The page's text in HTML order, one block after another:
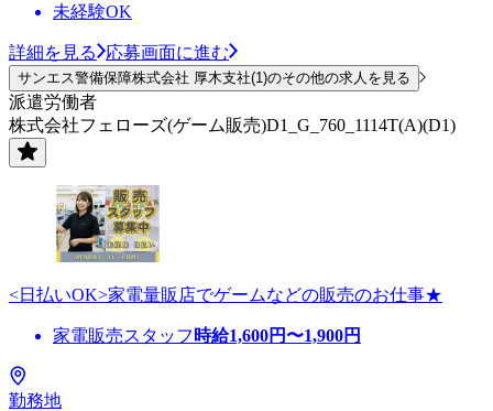
未経験OK
詳細を見る 応募画面に進む
サンエス警備保障株式会社 厚木支社(1)のその他の求人を見る
派遣労働者
株式会社フェローズ(ゲーム販売)D1_G_760_1114T(A)(D1)
<日払いOK>家電量販店でゲームなどの販売のお仕事★
家電販売スタッフ 時給1,600円〜1,900円
勤務地